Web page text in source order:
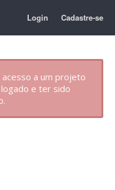
Login Cadastre-se
a um projeto
e ter sido